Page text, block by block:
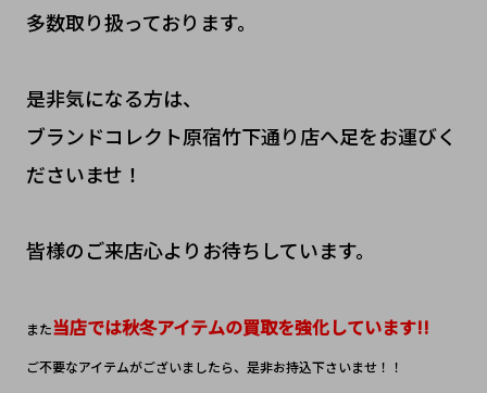
多数取り扱っております。
是非気になる方は、
ブランドコレクト原宿竹下通り店へ足をお運びく
ださいませ！
皆様のご来店心よりお待ちしています。
また当店では秋冬アイテムの買取を強化しています!!
ご不要なアイテムがございましたら、是非お持込下さいませ！！